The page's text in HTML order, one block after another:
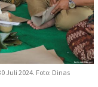
Juli 2024. Foto: Dinas